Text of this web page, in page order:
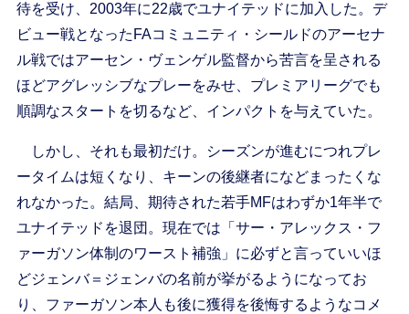
待を受け、2003年に22歳でユナイテッドに加入した。デ
ビュー戦となったFAコミュニティ・シールドのアーセナ
ル戦ではアーセン・ヴェンゲル監督から苦言を呈される
ほどアグレッシブなプレーをみせ、プレミアリーグでも
順調なスタートを切るなど、インパクトを与えていた。
しかし、それも最初だけ。シーズンが進むにつれプレ
ータイムは短くなり、キーンの後継者になどまったくな
れなかった。結局、期待された若手MFはわずか1年半で
ユナイテッドを退団。現在では「サー・アレックス・フ
ァーガソン体制のワースト補強」に必ずと言っていいほ
どジェンバ＝ジェンバの名前が挙がるようになってお
り、ファーガソン本人も後に獲得を後悔するようなコメ